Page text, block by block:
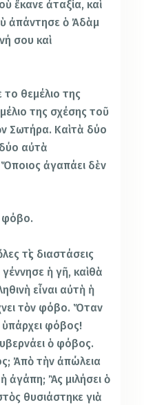
ἔκανε ἀταξία, καὶ
ἀπάντησε ὁ Ἀδὰμ
σου καὶ
το θεμέλιο της
της σχέσης τοῦ
Σωτήρα. Καὶ τὰ δύο
αὐτὰ
ἀγαπάει δὲν
φόβο.
τὶς διαστάσεις
ἡ γῆ, καὶ θὰ
εἶναι αὐτὴ ἡ
τὸν φόβο. Ὅταν
φόβος!
ὁ φόβος.
Ἀπὸ τὴν ἀπώλεια
ἀγάπη; Ἂς μιλήσει ὁ
θυσιάστηκε γιὰ